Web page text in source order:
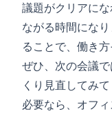
議題がクリアに
ながる時間にな
ることで、働き
ぜひ、次の会議
くり見直してみて
必要なら、 オフ